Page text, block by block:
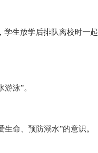
学生放学后排队离校时一起
泳”。
命、预防溺水”的意识。